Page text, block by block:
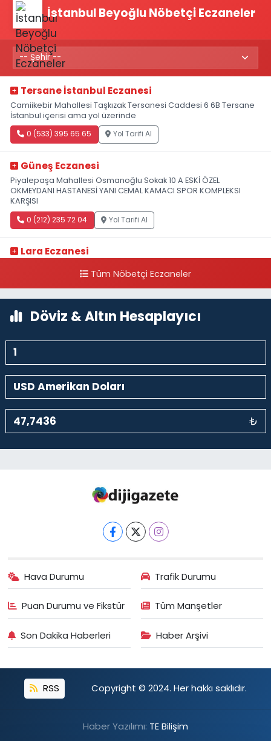
İstanbul Beyoğlu Nöbetçi Eczaneler
Tersane İstanbul Eczanesi
Camiikebir Mahallesi Taşkızak Tersanesi Caddesi 6 6B Tersane
İstanbul içerisi ama yol üzerinde
0 (533) 395 65 65 Yol Tarifi Al
Güneş Eczanesi
Piyalepaşa Mahallesi Osmanoğlu Sokak 10 A ESKİ ÖZEL
OKMEYDANI HASTANESİ YANI CEMAL KAMACI SPOR KOMPLEKSI
KARŞISI
0 (212) 235 72 04 Yol Tarifi Al
Lara Eczanesi
HASTANESİ KARŞISI
Tüm Nöbetçi Eczaneler
Döviz & Altın Hesaplayıcı
₺
Hava Durumu Trafik Durumu
Puan Durumu ve Fikstür Tüm Manşetler
Son Dakika Haberleri Haber Arşivi
RSS Copyright © 2024. Her hakkı saklıdır.
Haber Yazılımı: TE Bilişim